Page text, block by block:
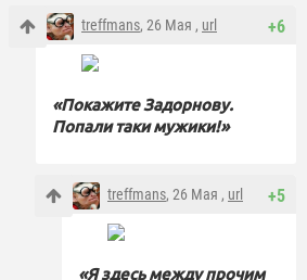
+6
treffmans, 26 Мая , url
«Покажите Задорнову.
Попали таки мужики!»
+5
treffmans, 26 Мая , url
«Я здесь между прочим